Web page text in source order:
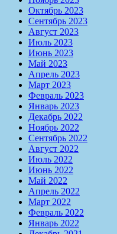
Октябрь 2023
Сентябрь 2023
Август 2023
Июль 2023
Июнь 2023
Май 2023
Апрель 2023
Март 2023
Февраль 2023
Январь 2023
Декабрь 2022
Ноябрь 2022
Сентябрь 2022
Август 2022
Июль 2022
Июнь 2022
Май 2022
Апрель 2022
Март 2022
Февраль 2022
Январь 2022